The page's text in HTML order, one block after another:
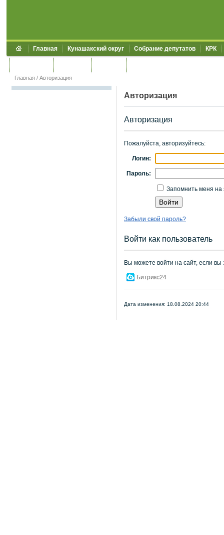
Главная Кунашакский округ Собрание депутатов КРК
Главная / Авторизация
Авторизация
Авторизация
Пожалуйста, авторизуйтесь:
Логин:
Пароль:
Запомнить меня на
Забыли свой пароль?
Войти как пользователь
Вы можете войти на сайт, если вы
Битрикс24
Дата изменения: 18.08.2024 20:44